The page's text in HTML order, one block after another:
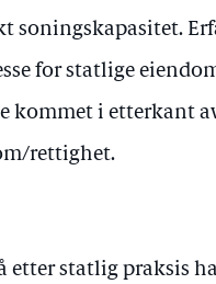
soningskapasitet.
for statlige
kommet i etterkant
rettighet.
etter statlig praksis